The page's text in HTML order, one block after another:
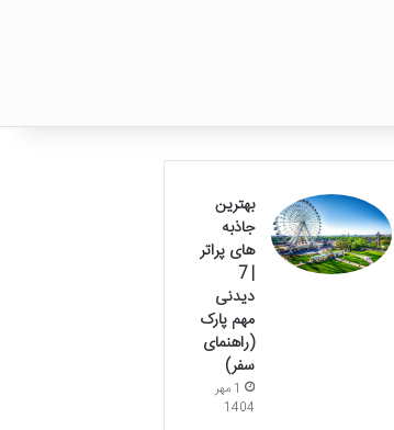
بهترین
جاذبه
های پراتر
| 7
دیدنی
مهم پارک
(راهنمای
سفر)
1 مهر
1404